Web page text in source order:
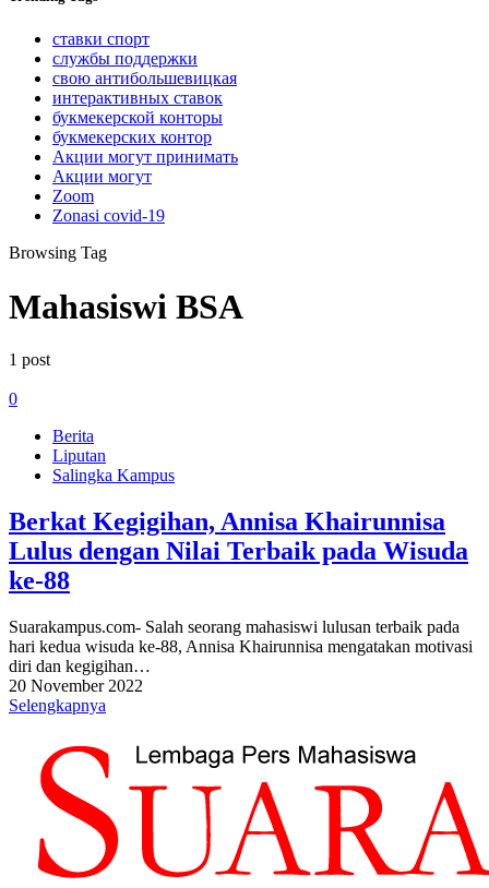
ставки спорт
службы поддержки
свою антибольшевицкая
интерактивных ставок
букмекерской конторы
букмекерских контор
Акции могут принимать
Акции могут
Zoom
Zonasi covid-19
Browsing Tag
Mahasiswi BSA
1 post
0
Berita
Liputan
Salingka Kampus
Berkat Kegigihan, Annisa Khairunnisa
Lulus dengan Nilai Terbaik pada Wisuda
ke-88
Suarakampus.com- Salah seorang mahasiswi lulusan terbaik pada
hari kedua wisuda ke-88, Annisa Khairunnisa mengatakan motivasi
diri dan kegigihan…
20 November 2022
Selengkapnya